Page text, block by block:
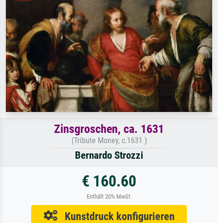
Hokusai, Akt.
Baum.
Zinsgroschen, ca. 1631
(Tribute Money, c.1631 )
Bernardo Strozzi
€ 160.60
Enthält 20% MwSt.
Kunstdruck konfigurieren